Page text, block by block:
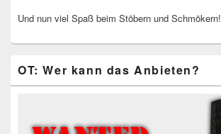
Und nun viel Spaß beim Stöbern und Schmökern!
OT: Wer kann das Anbieten?